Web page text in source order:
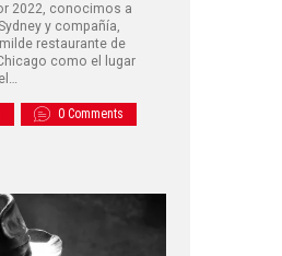
2022, conocimos a
y compañía,
restaurante de
como el lugar
0 Comments